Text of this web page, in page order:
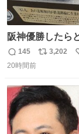
阪神優勝したら
返
信
145
リ
ト
数
3,202
20時間前